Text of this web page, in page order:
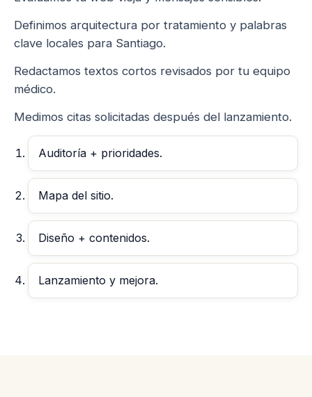
Definimos arquitectura por tratamiento y palabras
clave locales para Santiago.
Redactamos textos cortos revisados por tu equipo
médico.
Medimos citas solicitadas después del lanzamiento.
Auditoría + prioridades.
Mapa del sitio.
Diseño + contenidos.
Lanzamiento y mejora.